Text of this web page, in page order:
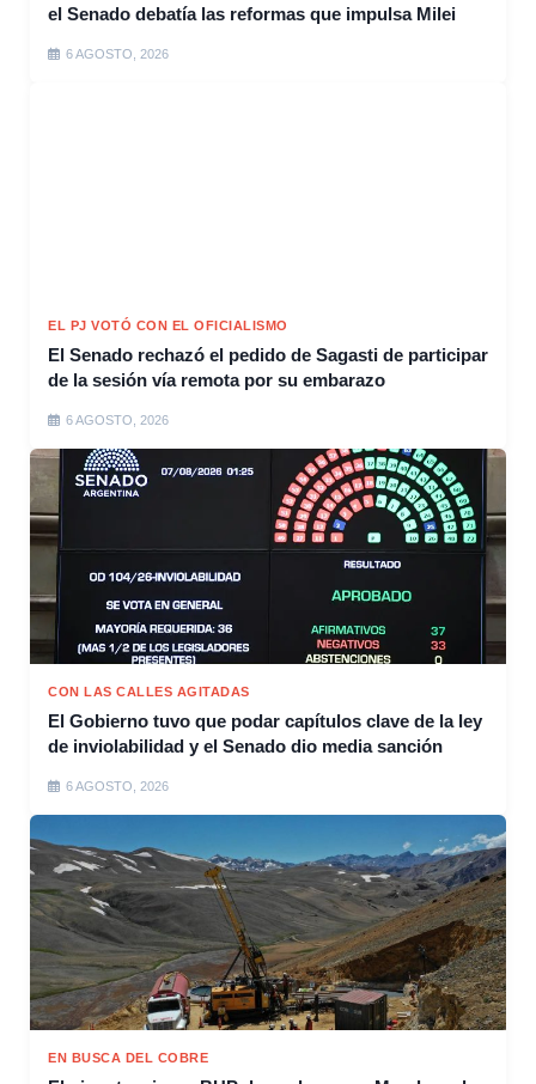
el Senado debatía las reformas que impulsa Milei
6 AGOSTO, 2026
EL PJ VOTÓ CON EL OFICIALISMO
El Senado rechazó el pedido de Sagasti de participar
de la sesión vía remota por su embarazo
6 AGOSTO, 2026
CON LAS CALLES AGITADAS
El Gobierno tuvo que podar capítulos clave de la ley
de inviolabilidad y el Senado dio media sanción
6 AGOSTO, 2026
EN BUSCA DEL COBRE